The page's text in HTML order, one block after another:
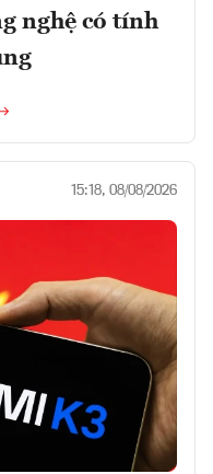
nghệ có tính
15:18, 08/08/2026